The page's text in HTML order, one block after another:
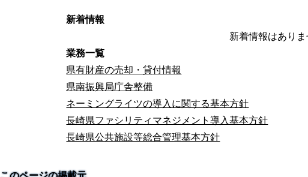
新着情報
新着情報はあり
業務一覧
県有財産の売却・貸付情報
県南振興局庁舎整備
ネーミングライツの導入に関する基本方針
長崎県ファシリティマネジメント導入基本方針
長崎県公共施設等総合管理基本方針